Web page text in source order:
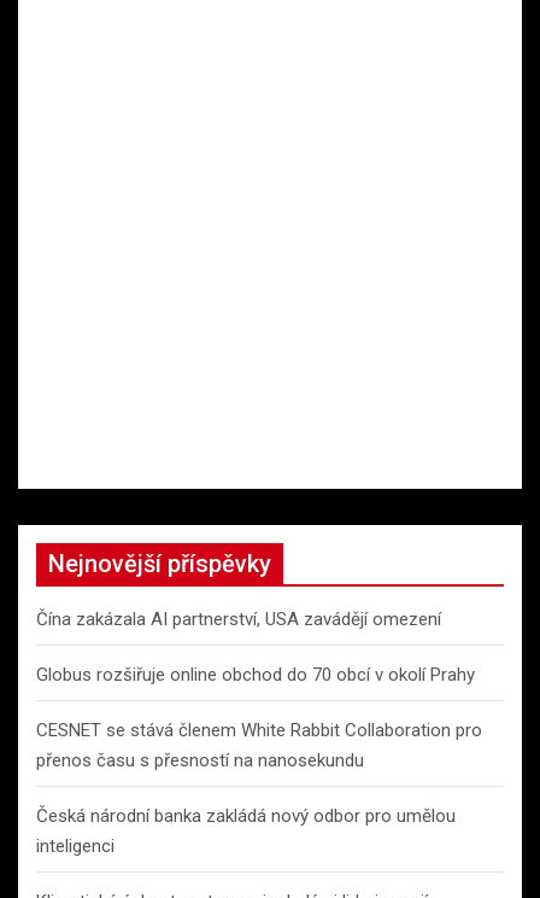
Nejnovější příspěvky
Čína zakázala AI partnerství, USA zavádějí omezení
Globus rozšiřuje online obchod do 70 obcí v okolí Prahy
CESNET se stává členem White Rabbit Collaboration pro
přenos času s přesností na nanosekundu
Česká národní banka zakládá nový odbor pro umělou
inteligenci